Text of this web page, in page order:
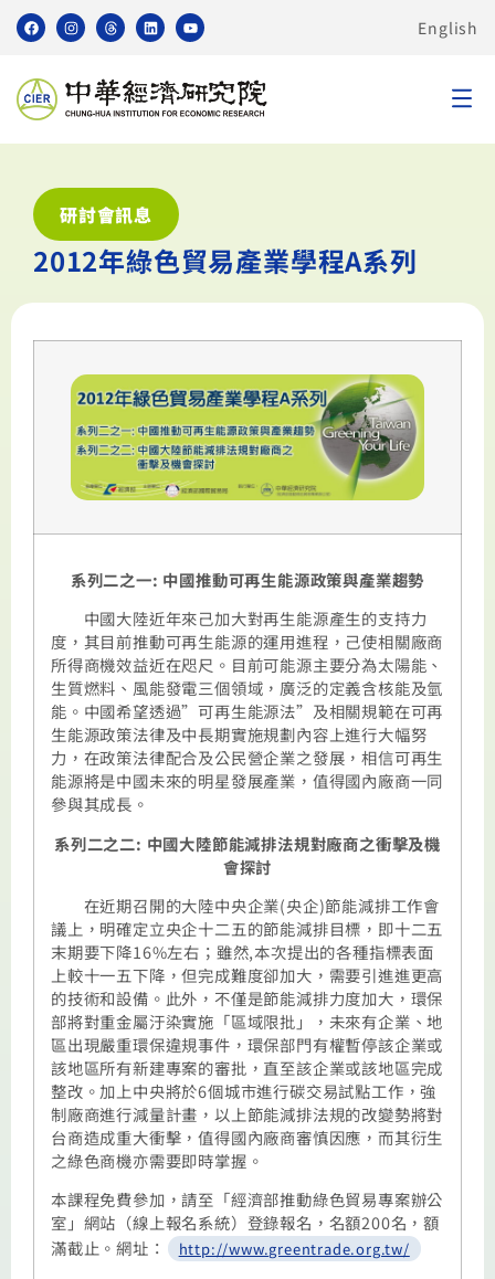
English
研討會訊息
2012年綠色貿易產業學程A系列
系列二之一: 中國推動可再生能源政策與產業趨勢
中國大陸近年來己加大對再生能源產生的支持力
度，其目前推動可再生能源的運用進程，己使相關廠商
所得商機效益近在咫尺。目前可能源主要分為太陽能、
生質燃料、風能發電三個領域，廣泛的定義含核能及氫
能。中國希望透過”可再生能源法” 及相關規範在可再
生能源政策法律及中長期實施規劃內容上進行大幅努
力，在政策法律配合及公民營企業之發展，相信可再生
能源將是中國未來的明星發展產業，值得國內廠商一同
參與其成長。
系列二之二: 中國大陸節能減排法規對廠商之衝擊及機
會探討
在近期召開的大陸中央企業(央企)節能減排工作會
議上，明確定立央企十二五的節能減排目標，即十二五
末期要下降16%左右；雖然,本次提出的各種指標表面
上較十一五下降，但完成難度卻加大，需要引進進更高
的技術和設備。此外，不僅是節能減排力度加大，環保
部將對重金屬汙染實施「區域限批」，未來有企業、地
區出現嚴重環保違規事件，環保部門有權暫停該企業或
該地區所有新建專案的審批，直至該企業或該地區完成
整改。加上中央將於6個城市進行碳交易試點工作，強
制廠商進行減量計畫，以上節能減排法規的改變勢將對
台商造成重大衝擊，值得國內廠商審慎因應，而其衍生
之綠色商機亦需要即時掌握。
本課程免費參加，請至「經濟部推動綠色貿易專案辦公
室」網站（線上報名系統）登錄報名，名額200名，額
滿截止。網址：
http://www.greentrade.org.tw/